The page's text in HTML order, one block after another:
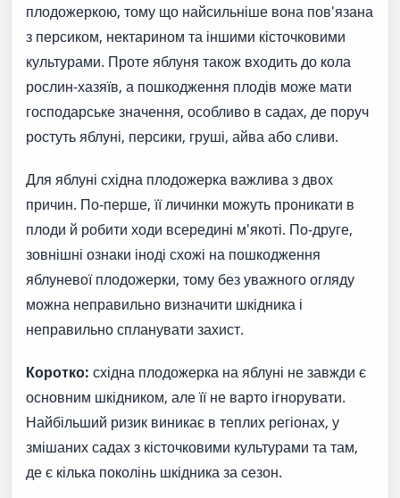
плодожеркою, тому що найсильніше вона пов'язана
з персиком, нектарином та іншими кісточковими
культурами. Проте яблуня також входить до кола
рослин-хазяїв, а пошкодження плодів може мати
господарське значення, особливо в садах, де поруч
ростуть яблуні, персики, груші, айва або сливи.
Для яблуні східна плодожерка важлива з двох
причин. По-перше, її личинки можуть проникати в
плоди й робити ходи всередині м'якоті. По-друге,
зовнішні ознаки іноді схожі на пошкодження
яблуневої плодожерки, тому без уважного огляду
можна неправильно визначити шкідника і
неправильно спланувати захист.
Коротко: східна плодожерка на яблуні не завжди є
основним шкідником, але її не варто ігнорувати.
Найбільший ризик виникає в теплих регіонах, у
змішаних садах з кісточковими культурами та там,
де є кілька поколінь шкідника за сезон.